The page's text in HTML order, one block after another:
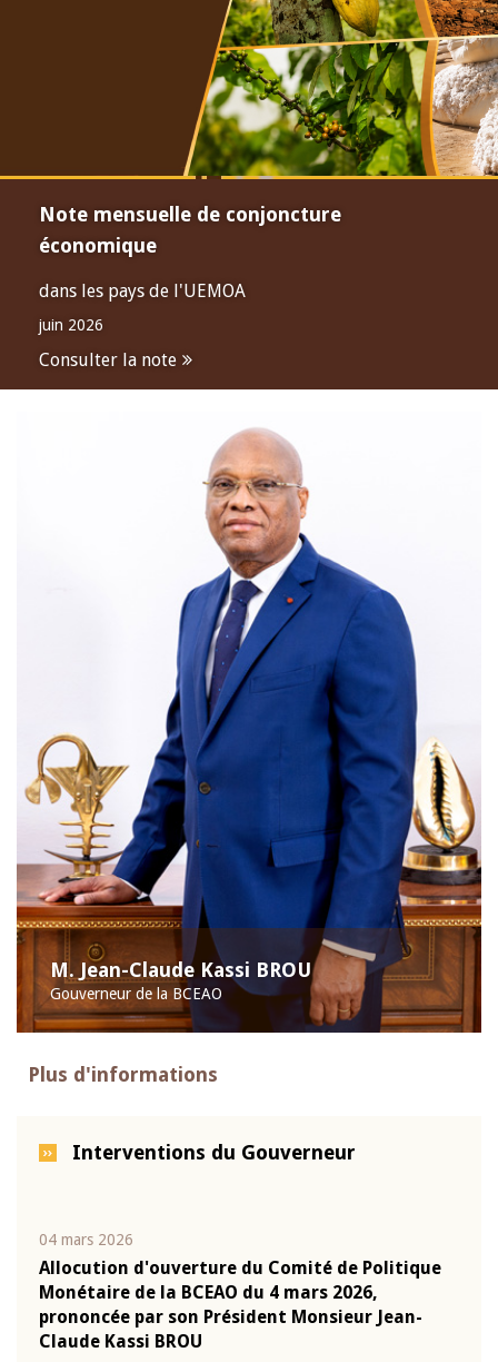
Note mensuelle de conjoncture
économique
dans les pays de l'UEMOA
juin 2026
Consulter la note
M. Jean-Claude Kassi BROU
Gouverneur de la BCEAO
Plus d'informations
Interventions du Gouverneur
04 mars 2026
Allocution d'ouverture du Comité de Politique
Monétaire de la BCEAO du 4 mars 2026,
prononcée par son Président Monsieur Jean-
Claude Kassi BROU